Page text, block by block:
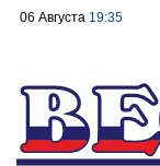
06 Августа 19:35